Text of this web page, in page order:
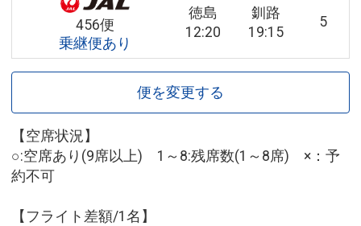
456便
乗継便あり
徳島
12:20
釧路
19:15
5
便を変更する
【空席状況】
○:空席あり(9席以上) 1～8:残席数(1～8席) ×：予
約不可
【フライト差額/1名】